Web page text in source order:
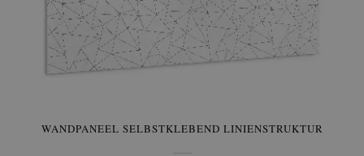
WANDPANEEL SELBSTKLEBEND LINIENSTRUKTUR